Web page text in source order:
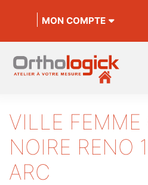
MON COMPTE
VILLE FEMME
NOIRE RENO
ARC